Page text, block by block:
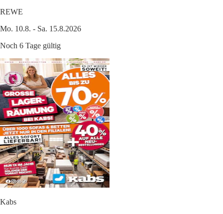
REWE
Mo. 10.8. - Sa. 15.8.2026
Noch 6 Tage gültig
Kabs